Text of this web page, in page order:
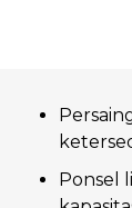
Ponsel